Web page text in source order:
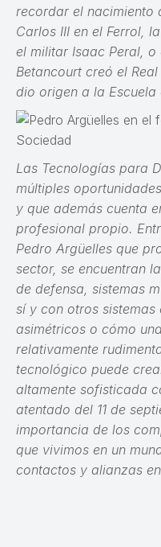
recordar el nacimiento
Carlos III en el Ferrol,
el militar Isaac Peral, o
Betancourt creó el
dio origen a la Escuela
Las Tecnologías para
múltiples
y que además cuenta
profesional propio.
Pedro Argüelles que
sector, se encuentran
de defensa, sistemas
sí y con otros sistemas
asimétricos o cómo
relativamente
tecnológico puede
altamente sofisticada
atentado del 11 de
importancia de los
que vivimos en un
contactos y alianzas